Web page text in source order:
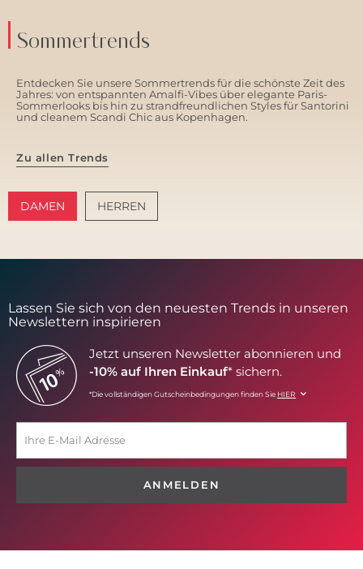
Sommertrends
Entdecken Sie unsere Sommertrends für die schönste Zeit des
Jahres: von entspannten Amalfi-Vibes über elegante Paris-
Sommerlooks bis hin zu strandfreundlichen Styles für Santorini
und cleanem Scandi Chic aus Kopenhagen.
Zu allen Trends
DAMEN HERREN
Lassen Sie sich von den neuesten Trends in unseren
Newslettern inspirieren
Jetzt unseren Newsletter abonnieren und
-10% auf Ihren Einkauf* sichern.
*Die vollständigen Gutscheinbedingungen finden Sie HIER
ANMELDEN